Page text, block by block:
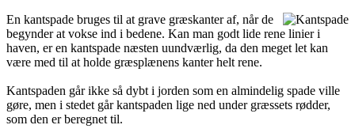
En kantspade bruges til at grave græskanter af, når de
begynder at vokse ind i bedene. Kan man godt lide rene linier i
haven, er en kantspade næsten uundværlig, da den meget let kan
være med til at holde græsplænens kanter helt rene.
Kantspaden går ikke så dybt i jorden som en almindelig spade ville
gøre, men i stedet går kantspaden lige ned under græssets rødder,
som den er beregnet til.